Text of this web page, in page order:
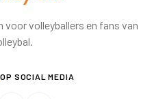
voor volleyballers en fans van
OP SOCIAL MEDIA